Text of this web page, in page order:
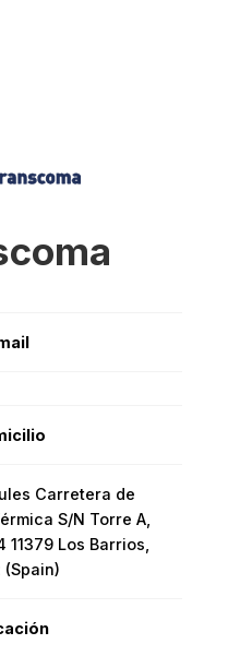
Carretera de
S/N Torre A,
11379 Los Barrios,
(Spain)